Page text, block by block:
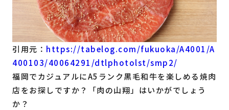
引用元： https://tabelog.com/fukuoka/A4001/A
400103/40064291/dtlphotolst/smp2/
福岡でカジュアルにA5ランク黒毛和牛を楽しめる焼肉
店をお探しですか？「肉の山翔」はいかがでしょう
か？